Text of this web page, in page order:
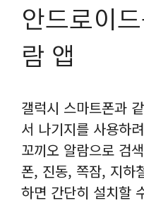
안드로이
람 앱
갤럭시 스마트폰과
서 나기지를 사용하
꼬끼오 알람으로 검
폰, 진동, 쪽잠, 지하
하면 간단히 설치할